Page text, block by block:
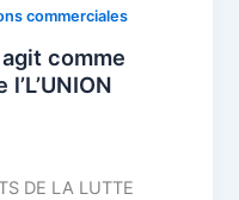
commerciales
agit comme
DE LA LUTTE